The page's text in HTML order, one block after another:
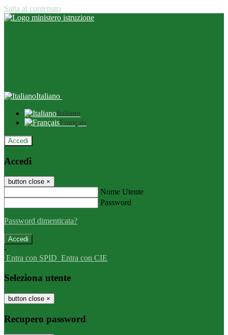
Salta al contenuto
Italiano
Italiano
Français
Accedi
Accedi
button close ×
Nome Utente
Password
Password dimenticata?
-
Entra con SPID Entra con CIE
Seleziona utente
button close ×
Recupero password